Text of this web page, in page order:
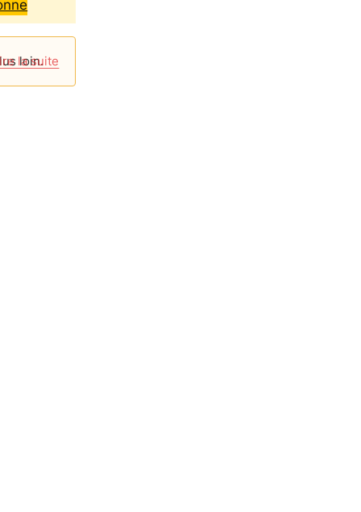
loin.
la suite